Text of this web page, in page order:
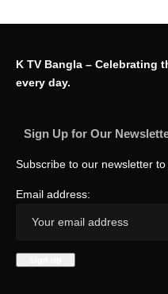
K TV Bangla – Celebrating
every day.
Sign Up for Our
Subscribe to our newsletter
Email address: